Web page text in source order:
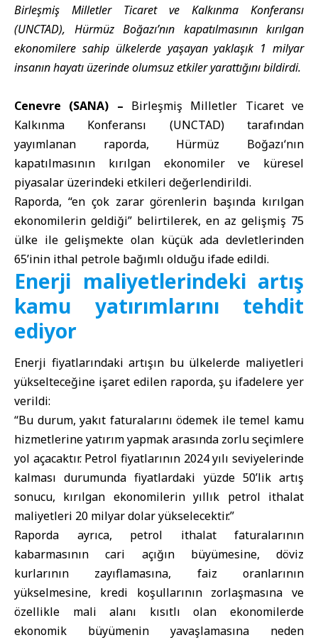
Birleşmiş Milletler Ticaret ve Kalkınma Konferansı
(UNCTAD), Hürmüz Boğazı’nın kapatılmasının kırılgan
ekonomilere sahip ülkelerde yaşayan yaklaşık 1 milyar
insanın hayatı üzerinde olumsuz etkiler yarattığını bildirdi.
Cenevre (SANA) – Birleşmiş Milletler Ticaret ve
Kalkınma Konferansı (UNCTAD) tarafından
yayımlanan raporda, Hürmüz Boğazı‘nın
kapatılmasının kırılgan ekonomiler ve küresel
piyasalar üzerindeki etkileri değerlendirildi.
Raporda, “en çok zarar görenlerin başında kırılgan
ekonomilerin geldiği” belirtilerek, en az gelişmiş 75
ülke ile gelişmekte olan küçük ada devletlerinden
65’inin ithal petrole bağımlı olduğu ifade edildi.
Enerji maliyetlerindeki artış
kamu yatırımlarını tehdit
ediyor
Enerji fiyatlarındaki artışın bu ülkelerde maliyetleri
yükselteceğine işaret edilen raporda, şu ifadelere yer
verildi:
“Bu durum, yakıt faturalarını ödemek ile temel kamu
hizmetlerine yatırım yapmak arasında zorlu seçimlere
yol açacaktır. Petrol fiyatlarının 2024 yılı seviyelerinde
kalması durumunda fiyatlardaki yüzde 50’lik artış
sonucu, kırılgan ekonomilerin yıllık petrol ithalat
maliyetleri 20 milyar dolar yükselecektir.”
Raporda ayrıca, petrol ithalat faturalarının
kabarmasının cari açığın büyümesine, döviz
kurlarının zayıflamasına, faiz oranlarının
yükselmesine, kredi koşullarının zorlaşmasına ve
özellikle mali alanı kısıtlı olan ekonomilerde
ekonomik büyümenin yavaşlamasına neden